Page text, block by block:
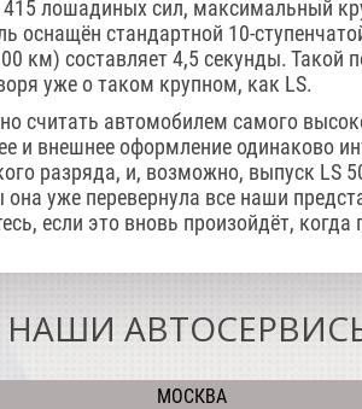
лошадиных сил, максимальный
оснащён стандартной 10-
км) составляет 4,5 секунды. Такой
уже о таком крупном, как LS.
считать автомобилем самого
и внешнее оформление одинаково
разряда, и, возможно, выпуск LS
уже перевернула все наши
если это вновь произойдёт, когда
НАШИ
МОСКВА